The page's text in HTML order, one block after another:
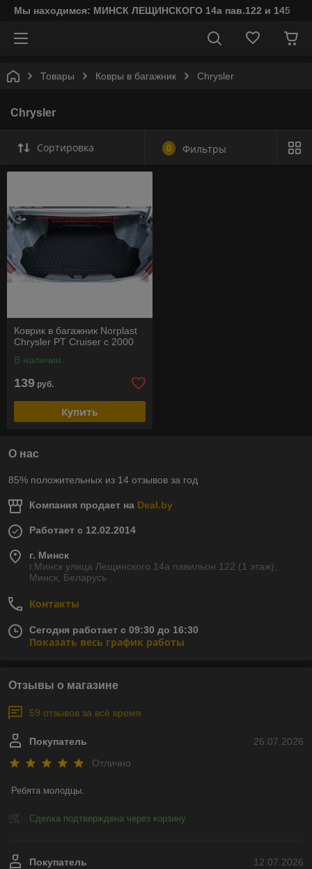
Мы находимся: МИНСК ЛЕЩИНСКОГО 14а пав.122 и 145
Товары Ковры в багажник Chrysler
Chrysler
Сортировка 0 Фильтры
Коврик в багажник Norplast
Chrysler PT Cruiser с 2000
В наличии
139 руб.
Купить
О нас
85% положительных из 14 отзывов за год
Компания продает на Deal.by
Работает с 12.02.2014
г. Минск
г.Минск улица Лещинского 14а павильон 122 (1 этаж),
Минск, Беларусь
Контакты
Сегодня работает с 09:30 до 16:30
Показать весь график работы
Отзывы о магазине
59 отзывов за всё время
26.07.2026
Покупатель
Отлично
Ребята молодцы.
Сделка подтверждена через корзину
12.07.2026
Покупатель